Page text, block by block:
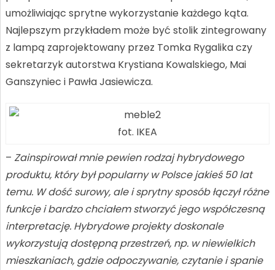
umożliwiając sprytne wykorzystanie każdego kąta.
Najlepszym przykładem może być stolik zintegrowany
z lampą zaprojektowany przez Tomka Rygalika czy
sekretarzyk autorstwa Krystiana Kowalskiego, Mai
Ganszyniec i Pawła Jasiewicza.
fot. IKEA
– Zainspirował mnie pewien rodzaj hybrydowego
produktu, który był popularny w Polsce jakieś 50 lat
temu. W dość surowy, ale i sprytny sposób łączył różne
funkcje i bardzo chciałem stworzyć jego współczesną
interpretację. Hybrydowe projekty doskonale
wykorzystują dostępną przestrzeń, np. w niewielkich
mieszkaniach, gdzie odpoczywanie, czytanie i spanie